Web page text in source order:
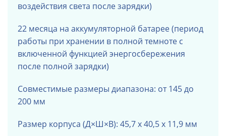
воздействия света после зарядки)
22 месяца на аккумуляторной батарее (период
работы при хранении в полной темноте с
включенной функцией энергосбережения
после полной зарядки)
Совместимые размеры диапазона: от 145 до
200 мм
Размер корпуса (Д×Ш×В): 45,7 х 40,5 х 11,9 мм